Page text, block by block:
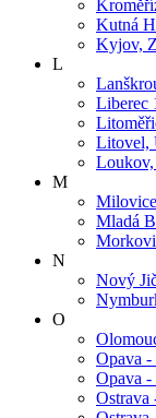
Kutná
Kyjov,
L
Liberec
Litovel,
M
Mladá
N
Nový
O
Opava -
Opava -
Ostrava